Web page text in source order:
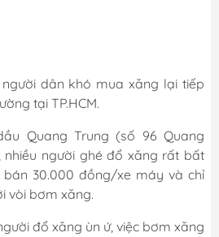
dân khó mua xăng lại tiếp
tại TP.HCM.
Quang Trung (số 96 Quang
nhiều người ghé đổ xăng rất bất
30.000 đồng/xe máy và chỉ
vòi bơm xăng.
đổ xăng ùn ứ, việc bơm xăng